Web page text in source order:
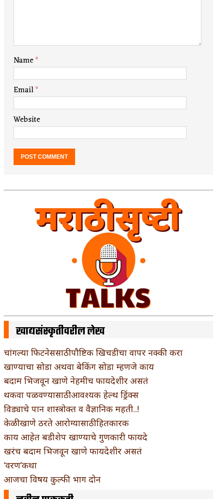
Name*
Email*
Website
खाद्यसंस्कृतीवरील लेख
चांगल्या फिटनेससाठी पौष्टिक खिचडीचा वापर नक्की करा
खाण्याचा सोडा अथवा बेकिंग सोडा म्हणजे काय
बदाम भिजवून खाणे नेहमीच फायदेशीर असतं
थकवा पळवण्यासाठी आवश्यक हेल्थ ड्रिंक्स
विड्याचे पान शास्त्रोक्त व वैज्ञानिक महती..!
केळी खाणे ठरते आरोग्यासाठी हितकारक
काय आहेत बडीशेप खाण्याचे गुणकारी फायदे
खरंच बदाम भिजवून खाणे फायदेशीर असतं
‘वरण’कथा
आजचा विषय कुल्फी भाग दोन